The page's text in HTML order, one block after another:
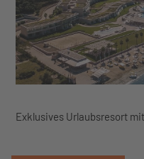
Exklusives Urlaubsresort